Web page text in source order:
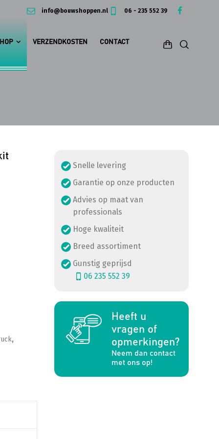
info@bouwshoppen.nl 06 - 235 552 39
VERZENDKOSTEN CONTACT
,
Snelle levering
Garantie op onze producten
Advies op maat van
professionals
Hoge kwaliteit
Breed assortiment
Gunstig geprijsd
06 235 552 39
Heeft u
vragen of
opmerkingen?
Neem dan contact
met ons op!